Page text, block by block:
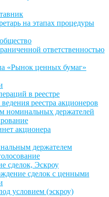
на этапах процедуры
ответственностью
«Рынок ценных бумаг»
в реестре
реестра акционеров
номинальных держателей
акционера
держателем
сделок, Эскроу
сделок с ценными
условием (эскроу)